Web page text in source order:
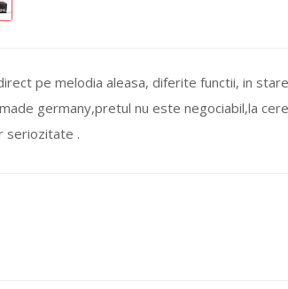
pe melodia aleasa, diferite functii, in
germany,pretul nu este negociabil,la
seriozitate .